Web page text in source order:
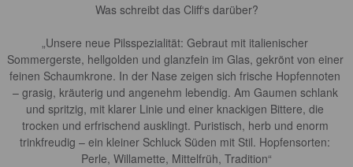
Was schreibt das Cliff‘s darüber?
„Unsere neue Pilsspezialität: Gebraut mit italienischer
Sommergerste, hellgolden und glanzfein im Glas, gekrönt von einer
feinen Schaumkrone. In der Nase zeigen sich frische Hopfennoten
– grasig, kräuterig und angenehm lebendig. Am Gaumen schlank
und spritzig, mit klarer Linie und einer knackigen Bittere, die
trocken und erfrischend ausklingt. Puristisch, herb und enorm
trinkfreudig – ein kleiner Schluck Süden mit Stil. Hopfensorten:
Perle, Willamette, Mittelfrüh, Tradition“